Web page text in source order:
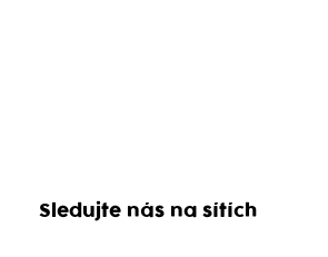
Sledujte nás na sítích